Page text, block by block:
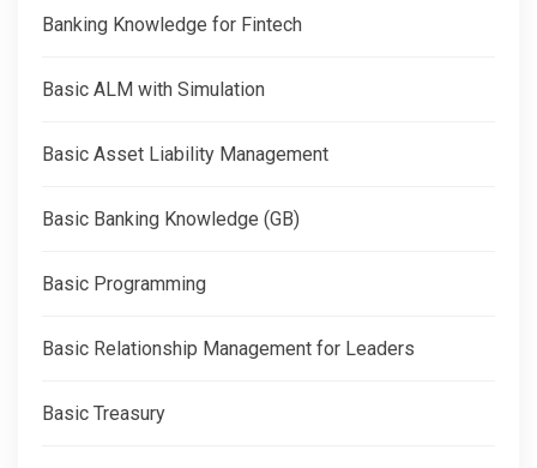
Banking Knowledge for Fintech
Basic ALM with Simulation
Basic Asset Liability Management
Basic Banking Knowledge (GB)
Basic Programming
Basic Relationship Management for Leaders
Basic Treasury